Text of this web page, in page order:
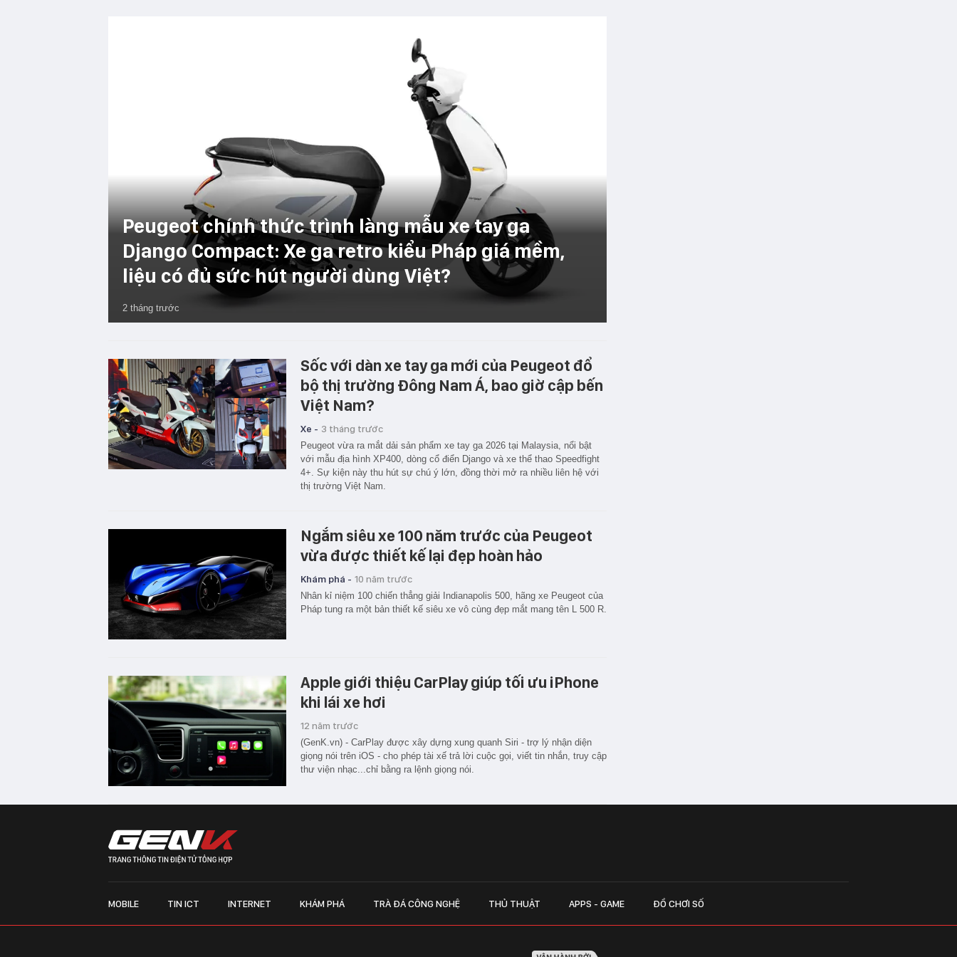
Peugeot chính thức trình làng mẫu xe tay ga
Django Compact: Xe ga retro kiểu Pháp giá mềm,
liệu có đủ sức hút người dùng Việt?
2 tháng trước
Sốc với dàn xe tay ga mới của Peugeot đổ
bộ thị trường Đông Nam Á, bao giờ cập bến
Việt Nam?
Xe - 3 tháng trước
Peugeot vừa ra mắt dải sản phẩm xe tay ga 2026 tại Malaysia, nổi bật
với mẫu địa hình XP400, dòng cổ điển Django và xe thể thao Speedfight
4+. Sự kiện này thu hút sự chú ý lớn, đồng thời mở ra nhiều liên hệ với
thị trường Việt Nam.
Ngắm siêu xe 100 năm trước của Peugeot
vừa được thiết kế lại đẹp hoàn hảo
Khám phá - 10 năm trước
Nhân kỉ niệm 100 chiến thẳng giải Indianapolis 500, hãng xe Peugeot của
Pháp tung ra một bản thiết kế siêu xe vô cùng đẹp mắt mang tên L 500 R.
Apple giới thiệu CarPlay giúp tối ưu iPhone
khi lái xe hơi
12 năm trước
(GenK.vn) - CarPlay được xây dựng xung quanh Siri - trợ lý nhận diện
giọng nói trên iOS - cho phép tài xế trả lời cuộc gọi, viết tin nhắn, truy cập
thư viện nhạc...chỉ bằng ra lệnh giọng nói.
MOBILE TIN ICT INTERNET KHÁM PHÁ TRÀ ĐÁ CÔNG NGHỆ THỦ THUẬT APPS - GAME ĐỒ CHƠI SỐ